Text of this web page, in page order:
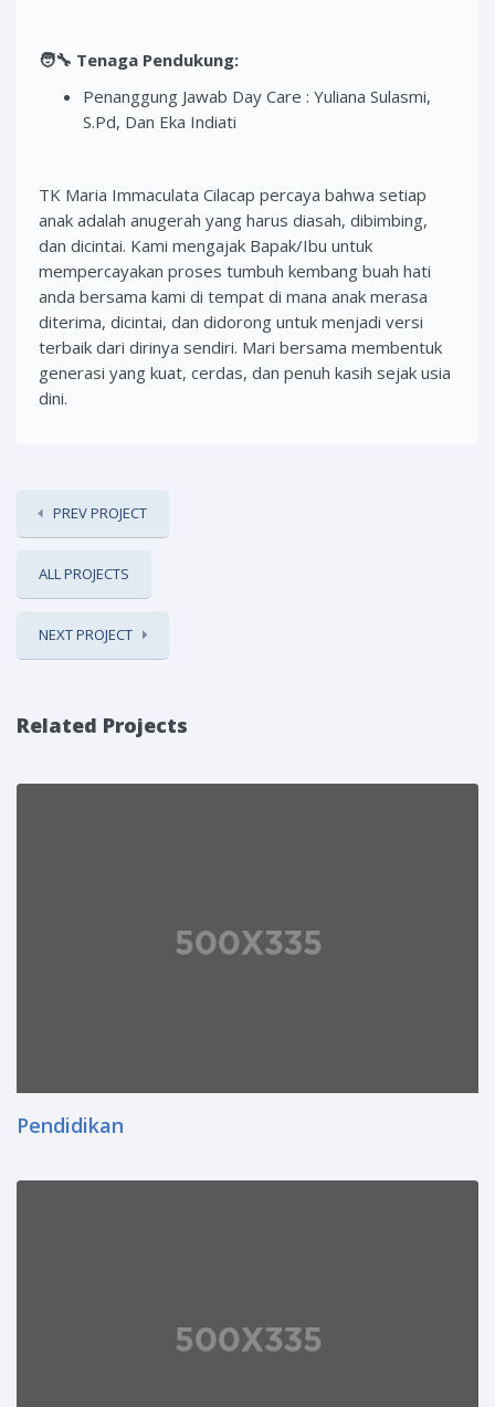
🧑‍🔧 Tenaga Pendukung:
Penanggung Jawab Day Care : Yuliana Sulasmi,
S.Pd, Dan Eka Indiati
TK Maria Immaculata Cilacap percaya bahwa setiap
anak adalah anugerah yang harus diasah, dibimbing,
dan dicintai. Kami mengajak Bapak/Ibu untuk
mempercayakan proses tumbuh kembang buah hati
anda bersama kami di tempat di mana anak merasa
diterima, dicintai, dan didorong untuk menjadi versi
terbaik dari dirinya sendiri. Mari bersama membentuk
generasi yang kuat, cerdas, dan penuh kasih sejak usia
dini.
PREV PROJECT
ALL PROJECTS
NEXT PROJECT
Related Projects
Pendidikan